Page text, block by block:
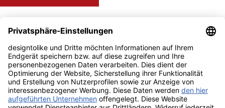
Information und Impressum
Zahlung & Versand